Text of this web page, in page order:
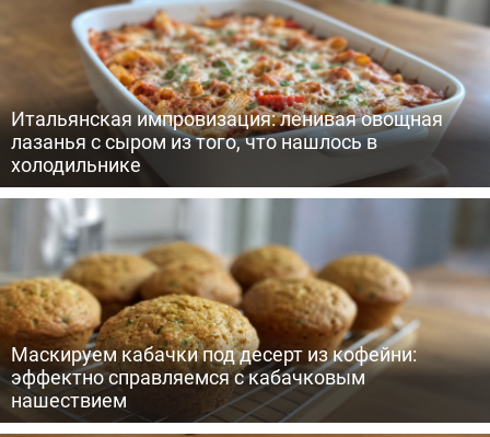
Итальянская импровизация: ленивая овощная
лазанья с сыром из того, что нашлось в
холодильнике
Маскируем кабачки под десерт из кофейни:
эффектно справляемся с кабачковым
нашествием